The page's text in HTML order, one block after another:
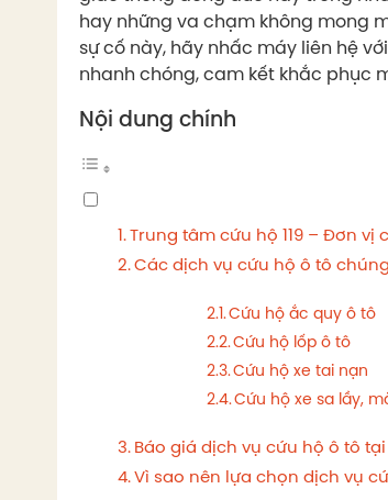
hay những va chạm không mong
sự cố này, hãy nhấc máy liên hệ với
nhanh chóng, cam kết khắc phục
Nội dung chính
Trung tâm cứu hộ 119 – Đơn vị
Các dịch vụ cứu hộ ô tô
Cứu hộ ắc quy ô tô
Cứu hộ lốp ô tô
Cứu hộ xe tai nạn
Cứu hộ xe sa lầy,
Báo giá dịch vụ cứu hộ ô tô tại
Vì sao nên lựa chọn dịch vụ